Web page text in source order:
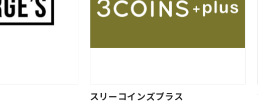
スリーコインズプラス